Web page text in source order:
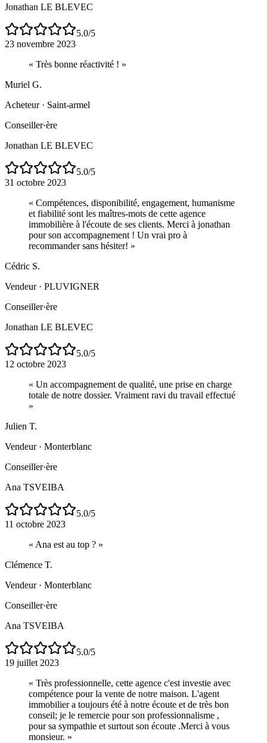
Jonathan LE BLEVEC
5.0/5
23 novembre 2023
« Très bonne réactivité ! »
Muriel G.
Acheteur· Saint-armel
Conseiller·ère
Jonathan LE BLEVEC
5.0/5
31 octobre 2023
« Compétences, disponibilité, engagement, humanisme
et fiabilité sont les maîtres-mots de cette agence
immobilière à l'écoute de ses clients. Merci à jonathan
pour son accompagnement ! Un vrai pro à
recommander sans hésiter! »
Cédric S.
Vendeur· PLUVIGNER
Conseiller·ère
Jonathan LE BLEVEC
5.0/5
12 octobre 2023
« Un accompagnement de qualité, une prise en charge
totale de notre dossier. Vraiment ravi du travail effectué
»
Julien T.
Vendeur· Monterblanc
Conseiller·ère
Ana TSVEIBA
5.0/5
11 octobre 2023
« Ana est au top ? »
Clémence T.
Vendeur· Monterblanc
Conseiller·ère
Ana TSVEIBA
5.0/5
19 juillet 2023
« Très professionnelle, cette agence c'est investie avec
compétence pour la vente de notre maison. L'agent
immobilier a toujours été à notre écoute et de très bon
conseil; je le remercie pour son professionnalisme ,
pour sa sympathie et surtout son écoute .Merci à vous
monsieur. »